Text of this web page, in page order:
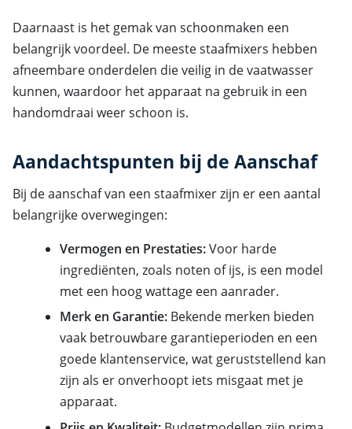
Daarnaast is het gemak van schoonmaken een
belangrijk voordeel. De meeste staafmixers hebben
afneembare onderdelen die veilig in de vaatwasser
kunnen, waardoor het apparaat na gebruik in een
handomdraai weer schoon is.
Aandachtspunten bij de Aanschaf
Bij de aanschaf van een staafmixer zijn er een aantal
belangrijke overwegingen:
Vermogen en Prestaties:Voor harde
ingrediënten, zoals noten of ijs, is een model
met een hoog wattage een aanrader.
Merk en Garantie: Bekende merken bieden
vaak betrouwbare garantieperioden en een
goede klantenservice, wat geruststellend kan
zijn als er onverhoopt iets misgaat met je
apparaat.